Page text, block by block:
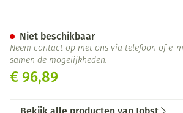
€ 96,89
Niet beschikbaar
Neem contact op met ons via telefoon of e-
samen de mogelijkheden.